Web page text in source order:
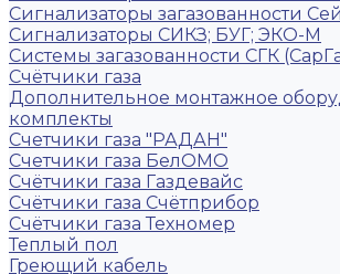
Сигнализаторы загазованности
Сигнализаторы СИКЗ; БУГ; ЭКО-М
Системы загазованности СГК
Счётчики газа
Дополнительное монтажное
комплекты
Счетчики газа "РАДАН"
Счетчики газа БелОМО
Счётчики газа Газдевайс
Счётчики газа Счётприбор
Счётчики газа Техномер
Теплый пол
Греющий кабель